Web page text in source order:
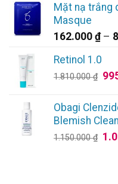
là:
Mặt nạ trắng
Masque
162.000 ₫ –
Retinol 1.0
1.810.000₫ Giá
là:
Obagi
Blemish
1.150.000₫ Giá